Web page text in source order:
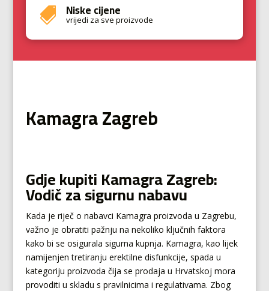
 Niske cijene
vrijedi za sve proizvode
Kamagra Zagreb
Gdje kupiti Kamagra Zagreb:
Vodič za sigurnu nabavu
Kada je riječ o nabavci Kamagra proizvoda u Zagrebu,
važno je obratiti pažnju na nekoliko ključnih faktora
kako bi se osigurala sigurna kupnja. Kamagra, kao lijek
namijenjen tretiranju erektilne disfunkcije, spada u
kategoriju proizvoda čija se prodaja u Hrvatskoj mora
provoditi u skladu s pravilnicima i regulativama. Zbog